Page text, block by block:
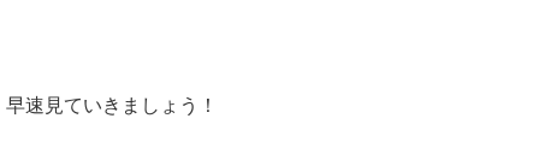
早速見ていきましょう！